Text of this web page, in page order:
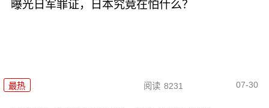
曝光日军罪证，日本究竟在怕什么？
最热 阅读 8231 07-30